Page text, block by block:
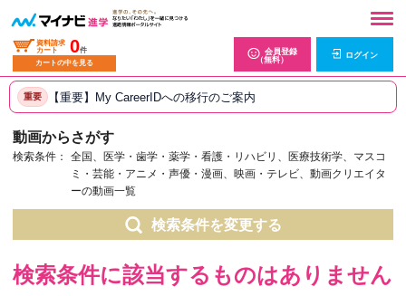
資料請求
カート
0件
カートの中を見る
会員登録
（無料）
ログイン
重要 【重要】My CareerIDへの移行のご案内
動画からさがす
検索条件：
全国、医学・歯学・薬学・看護・リハビリ、医療技術学、マスコ
ミ・芸能・アニメ・声優・漫画、映画・テレビ、動画クリエイタ
ーの動画一覧
検索条件を変更する
検索条件に該当するものはありません